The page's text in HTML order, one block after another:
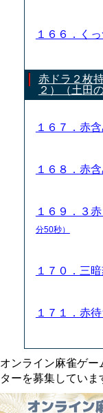
１６６．く
赤ドラ２枚
２）（土田
１６７．赤
１６８．赤
１６９．３
分50秒）
１７０．三
１７１．赤
オンライン麻雀ゲー
ターを募集していま